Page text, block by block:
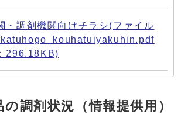
・調剤機関向けチラシ(ファイル
296.18KB)
調剤状況（情報提供用）